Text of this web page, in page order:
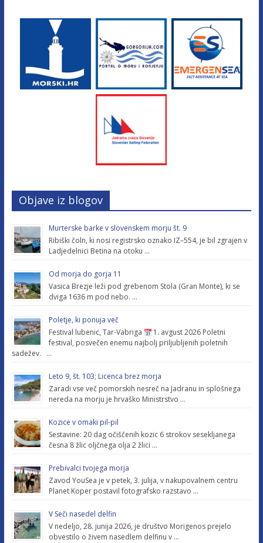
Objave iz blogov
Murterske barke v slovenskem morju št. 9
Ribiški čoln, ki nosi registrsko oznako IZ–554, je bil zgrajen v
Ladjedelnici Betina na otoku …
Od morja do gorja 11
Vasica Brezje leži pod grebenom Stola (Gran Monte), ki se
dviga 1636 m pod nebo. …
Poletje, ki ponuja več
Festival lubenic, Tar-Vabriga
1. avgust 2026 Poletni
festival, posvečen enemu najbolj priljubljenih poletnih
sadežev. …
Leto 9, št. 103; Licenca brez morja
Zaradi vse več pomorskih nesreč na Jadranu in splošnega
nereda na morju je hrvaško Ministrstvo …
Kozice v omaki pil-pil
Sestavine: 20 dag očiščenih kozic 6 strokov sesekljanega
česna 8 žlic oljčnega olja 2 žlici …
Prebivalci tvojega morja
Zavod YouSea je v petek, 3. julija, v nakupovalnem centru
Planet Koper postavil fotografsko razstavo …
V Seči nasedel delfin
V nedeljo, 28. junija 2026, je društvo Morigenos prejelo
obvestilo o živem nasedlem delfinu v …